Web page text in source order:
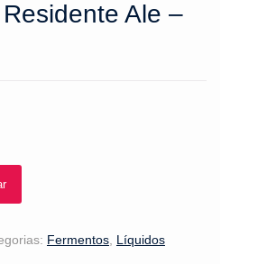
Ale –
Fermentos, Líquidos